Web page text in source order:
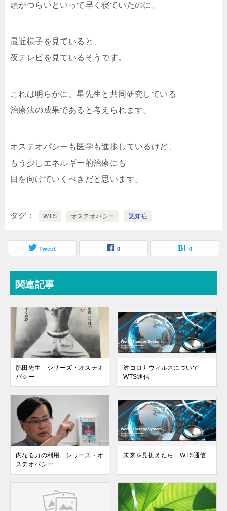
頭がつらいといって早く寝ていたのに、
最近様子を見ていると、
夜テレビを見ているそうです。
これは明らかに、星先生と共同研究している
治療法の成果であると考えられます。
オステオパシーも医学も進歩しているけど、
もう少しエネルギー的治療にも
目を向けていくべきだと思います。
タグ WTS オステオパシー 認知症
Tweet 0 0
関連記事
肥田先生 シリーズ・オステオ
パシー
対コロナウィルスについて
WTS通信
内なる力の利用 シリーズ・オ
ステオパシー
未来を見据えたら WTS通信